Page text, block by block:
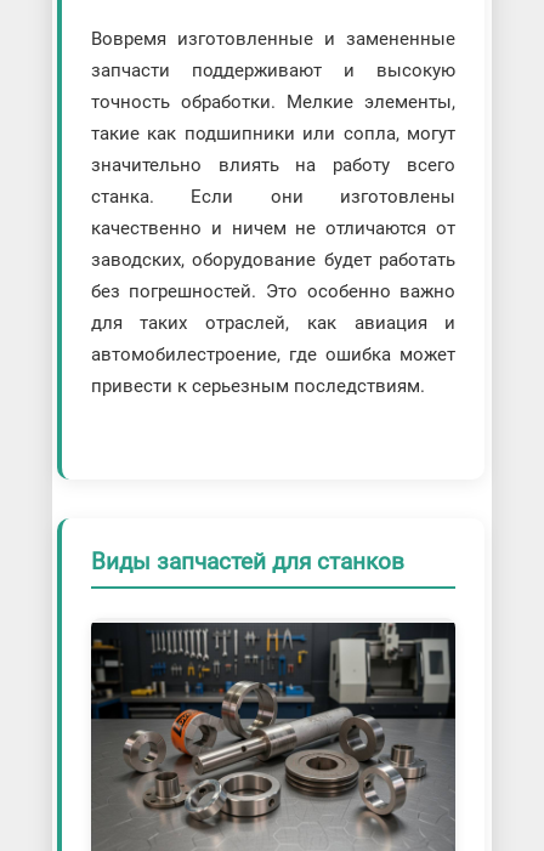
Вовремя изготовленные и замененные
запчасти поддерживают и высокую
точность обработки. Мелкие элементы,
такие как подшипники или сопла, могут
значительно влиять на работу всего
станка. Если они изготовлены
качественно и ничем не отличаются от
заводских, оборудование будет работать
без погрешностей. Это особенно важно
для таких отраслей, как авиация и
автомобилестроение, где ошибка может
привести к серьезным последствиям.
Виды запчастей для станков